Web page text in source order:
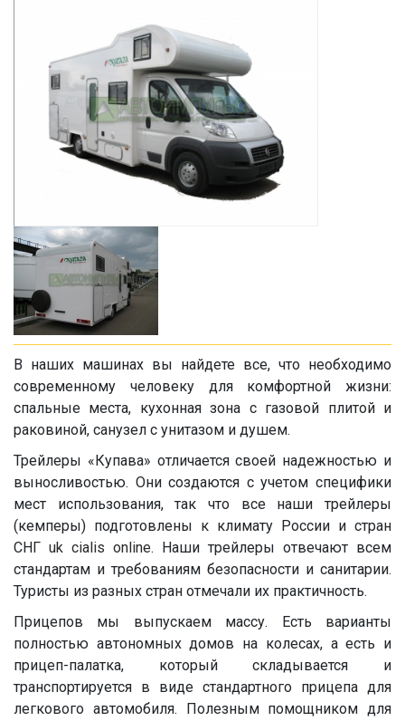
В наших машинах вы найдете все, что необходимо
современному человеку для комфортной жизни:
спальные места, кухонная зона с газовой плитой и
раковиной, санузел с унитазом и душем.
Трейлеры «Купава» отличается своей надежностью и
выносливостью. Они создаются с учетом специфики
мест использования, так что все наши трейлеры
(кемперы) подготовлены к климату России и стран
СНГ uk cialis online. Наши трейлеры отвечают всем
стандартам и требованиям безопасности и санитарии.
Туристы из разных стран отмечали их практичность.
Прицепов мы выпускаем массу. Есть варианты
полностью автономных домов на колесах, а есть и
прицеп-палатка, который складывается и
транспортируется в виде стандартного прицепа для
легкового автомобиля. Полезным помощником для